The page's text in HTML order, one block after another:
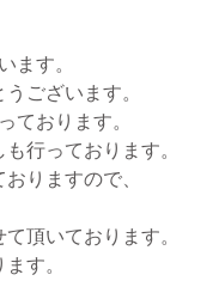
ます。
ございます。
ております。
行っております。
りますので、
頂いております。
す。